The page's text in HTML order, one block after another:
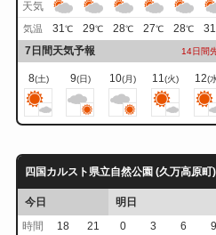
天気
気温 31℃ 29℃ 28℃ 27℃ 28℃ 31
7日間天気予報 14日間
8(土) 9(日) 10(月) 11(火) 12(
四国カルスト県立自然公園 (久万高原町
今日
明日
時間
18 21 0 3 6 9